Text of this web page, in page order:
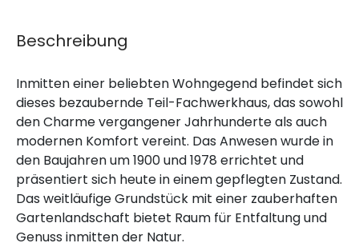
Beschreibung
Inmitten einer beliebten Wohngegend befindet sich
dieses bezaubernde Teil-Fachwerkhaus, das sowohl
den Charme vergangener Jahrhunderte als auch
modernen Komfort vereint. Das Anwesen wurde in
den Baujahren um 1900 und 1978 errichtet und
präsentiert sich heute in einem gepflegten Zustand.
Das weitläufige Grundstück mit einer zauberhaften
Gartenlandschaft bietet Raum für Entfaltung und
Genuss inmitten der Natur.